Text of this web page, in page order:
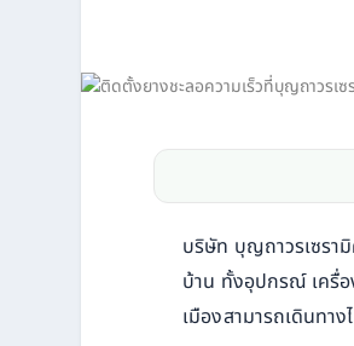
บริษัท บุญถาวรเซรา
บ้าน ทั้งอุปกรณ์ เครื่
เมืองสามารถเดินทาง